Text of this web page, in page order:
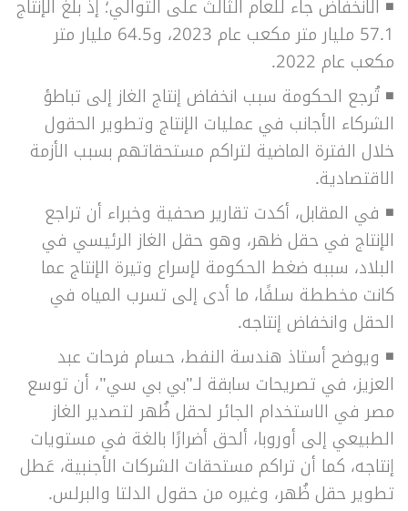
◾ الانخفاض جاء للعام الثالث على التوالي؛ إذ بلغ الإنتاج
57.1 مليار متر مكعب عام 2023، و64.5 مليار متر
مكعب عام 2022.
◾ تُرجع الحكومة سبب انخفاض إنتاج الغاز إلى تباطؤ
الشركاء الأجانب في عمليات الإنتاج وتطوير الحقول
خلال الفترة الماضية لتراكم مستحقاتهم بسبب الأزمة
الاقتصادية.
◾ في المقابل، أكدت تقارير صحفية وخبراء أن تراجع
الإنتاج في حقل ظهر، وهو حقل الغاز الرئيسي في
البلاد، سببه ضغط الحكومة لإسراع وتيرة الإنتاج عما
كانت مخططة سلفًا، ما أدى إلى تسرب المياه في
الحقل وانخفاض إنتاجه.
◾ ويوضح أستاذ هندسة النفط، حسام فرحات عبد
العزيز، في تصريحات سابقة لـ"بي بي سي"، أن توسع
مصر في الاستخدام الجائر لحقل ظُهر لتصدير الغاز
الطبيعي إلى أوروبا، ألحق أضرارًا بالغة في مستويات
إنتاجه، كما أن تراكم مستحقات الشركات الأجنبية، عَطل
تطوير حقل ظُهر، وغيره من حقول الدلتا والبرلس.